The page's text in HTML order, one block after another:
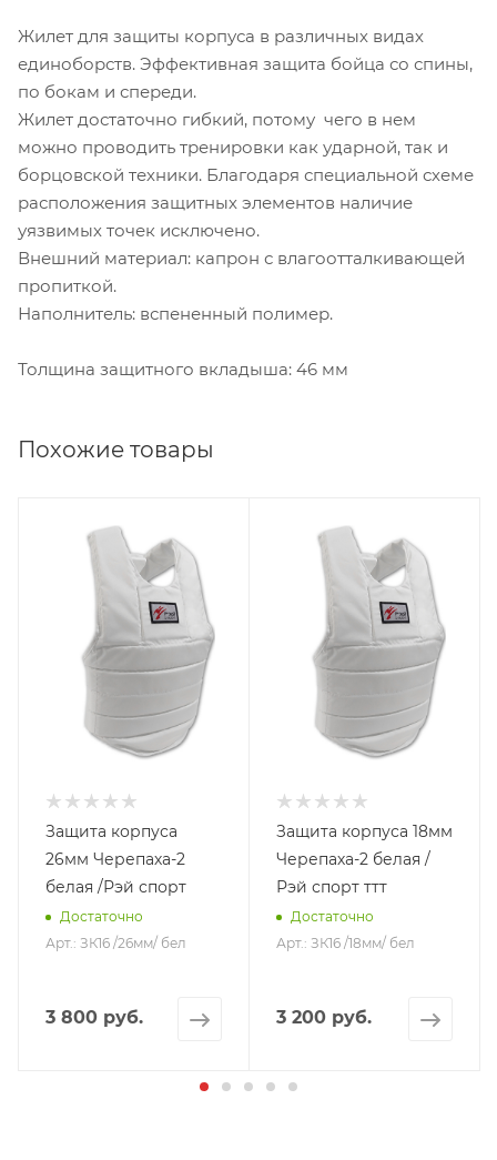
Жилет для защиты корпуса в различных видах
единоборств. Эффективная защита бойца со спины,
по бокам и спереди.
Жилет достаточно гибкий, потому чего в нем
можно проводить тренировки как ударной, так и
борцовской техники. Благодаря специальной схеме
расположения защитных элементов наличие
уязвимых точек исключено.
Внешний материал: капрон с влагоотталкивающей
пропиткой.
Наполнитель: вспененный полимер.
Толщина защитного вкладыша: 46 мм
Похожие товары
Защита корпуса
26мм Черепаха-2
белая /Рэй спорт
Достаточно
Арт.: ЗК16 /26мм/ бел
3 800 руб.
Защита корпуса 18мм
Черепаха-2 белая /
Рэй спорт ттт
Достаточно
Арт.: ЗК16 /18мм/ бел
3 200 руб.